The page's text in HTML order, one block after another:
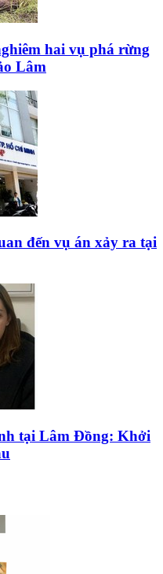
hai vụ phá rừng
Lâm
đến vụ án xảy ra tại
tại Lâm Đồng: Khởi